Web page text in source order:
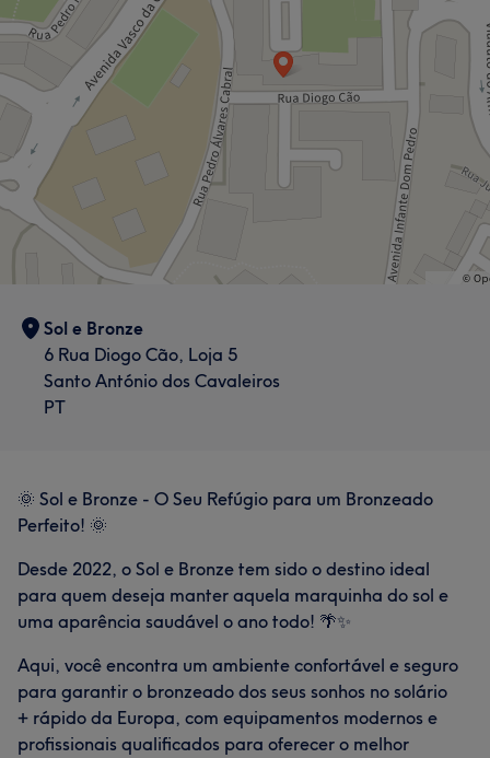
Sol e Bronze
6 Rua Diogo Cão, Loja 5
Santo António dos Cavaleiros
PT
🌞 Sol e Bronze - O Seu Refúgio para um Bronzeado
Perfeito! 🌞
Desde 2022, o Sol e Bronze tem sido o destino ideal
para quem deseja manter aquela marquinha do sol e
uma aparência saudável o ano todo! 🌴✨
Aqui, você encontra um ambiente confortável e seguro
para garantir o bronzeado dos seus sonhos no solário
+ rápido da Europa, com equipamentos modernos e
profissionais qualificados para oferecer o melhor